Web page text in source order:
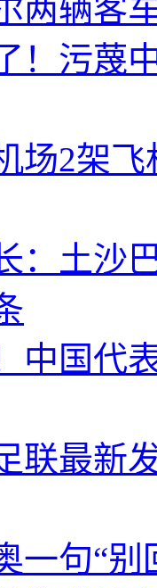
两辆客
！污蔑
场2架
：土沙
中国代
联最新
一句“